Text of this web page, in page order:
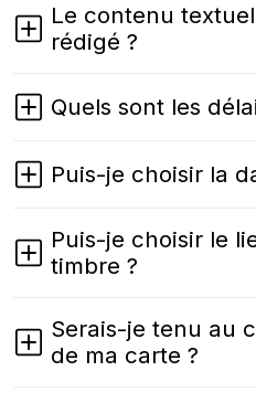
Le contenu
rédigé ?
Quels sont les
Puis-je choisir la
Puis-je choisir le
timbre ?
Serais-je tenu au
de ma carte ?